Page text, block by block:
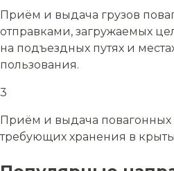
Приём и выдача грузов
отправками, загружаемых
на подъездных путях и
пользования.
3
Приём и выдача повагонных
требующих хранения в